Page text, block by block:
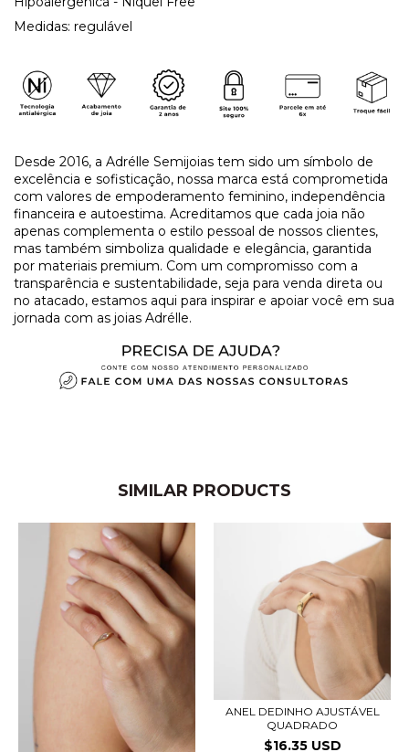
Medidas: regulável
Desde 2016, a Adrélle Semijoias tem sido um símbolo de
excelência e sofisticação, nossa marca está comprometida
com valores de empoderamento feminino, independência
financeira e autoestima. Acreditamos que cada joia não
apenas complementa o estilo pessoal de nossos clientes,
mas também simboliza qualidade e elegância, garantida
por materiais premium. Com um compromisso com a
transparência e sustentabilidade, seja para venda direta ou
no atacado, estamos aqui para inspirar e apoiar você em sua
jornada com as joias Adrélle.
SIMILAR PRODUCTS
ANEL DEDINHO AJUSTÁVEL
QUADRADO
$16.35 USD